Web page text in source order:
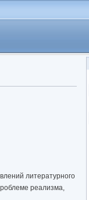
литератур­ного
реализма,